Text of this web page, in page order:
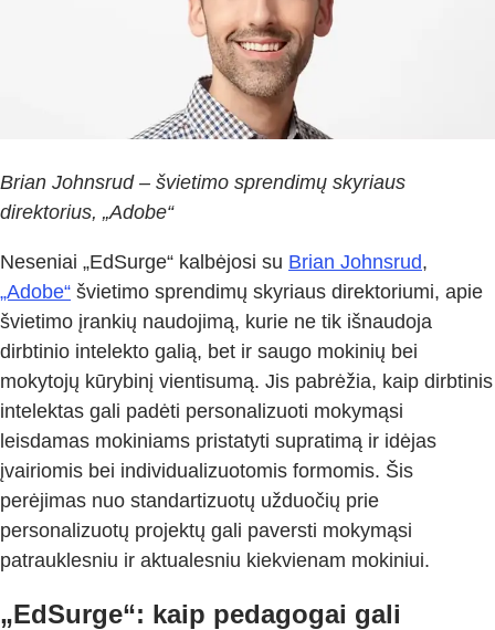
Brian Johnsrud – švietimo sprendimų skyriaus
direktorius, „Adobe“
Neseniai „EdSurge“ kalbėjosi su Brian Johnsrud,
„Adobe“ švietimo sprendimų skyriaus direktoriumi, apie
švietimo įrankių naudojimą, kurie ne tik išnaudoja
dirbtinio intelekto galią, bet ir saugo mokinių bei
mokytojų kūrybinį vientisumą. Jis pabrėžia, kaip dirbtinis
intelektas gali padėti personalizuoti mokymąsi
leisdamas mokiniams pristatyti supratimą ir idėjas
įvairiomis bei individualizuotomis formomis. Šis
perėjimas nuo standartizuotų užduočių prie
personalizuotų projektų gali paversti mokymąsi
patrauklesniu ir aktualesniu kiekvienam mokiniui.
„EdSurge“: kaip pedagogai gali